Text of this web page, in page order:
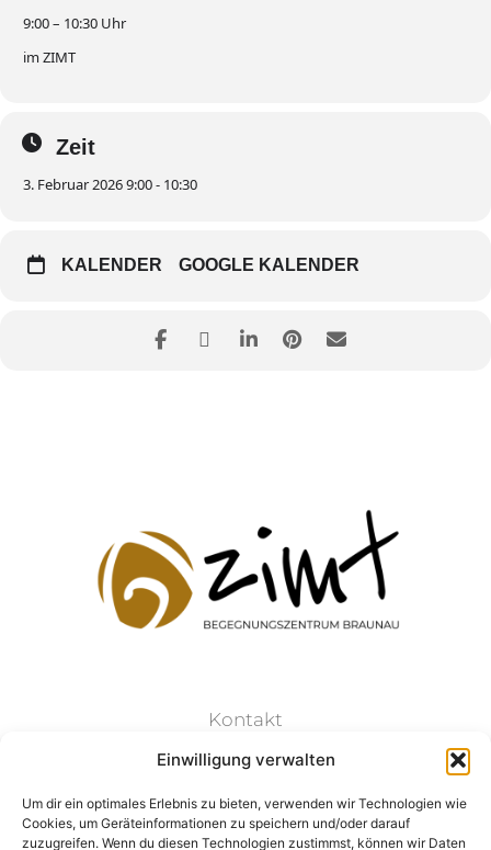
Einwilligung verwalten
Um dir ein optimales Erlebnis zu bieten, verwenden wir Technologien wie
Cookies, um Geräteinformationen zu speichern und/oder darauf
zuzugreifen. Wenn du diesen Technologien zustimmst, können wir Daten
9:00 – 10:30 Uhr
im ZIMT
Zeit
3. Februar 2026 9:00 - 10:30
KALENDER GOOGLE KALENDER
Kontakt
Impressum